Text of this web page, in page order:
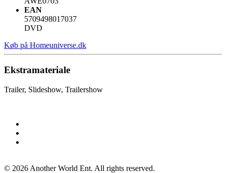
EAN
5709498017037
DVD
Køb på Homeuniverse.dk
Ekstramateriale
Trailer, Slideshow, Trailershow
© 2026 Another World Ent. All rights reserved.